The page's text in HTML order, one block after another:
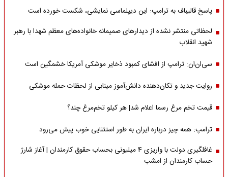
پاسخ قالیباف به ترامپ: این دیپلماسی نمایشی، شکست خورده است
لحظاتی منتشر نشده از دیدارهای صمیمانه خانواده‌های معظم شهدا با رهبر
شهید انقلاب
سی‌ان‌ان: ترامپ از افشای کمبود ذخایر موشکی آمریکا خشمگین است
روایت جدید و تکان‌دهنده دانش‌آموز مینابی از لحظات حمله موشکی
قیمت تخم مرغ رسما اعلام شد| هر کیلو تخم‌مرغ چند؟
ترامپ: همه چیز درباره ایران به طور استثنایی خوب پیش می‌رود
غافلگیری دولت با واریزی 4 میلیونی بحساب حقوق کارمندان | آغاز شارژ
حساب کارمندان از امشب